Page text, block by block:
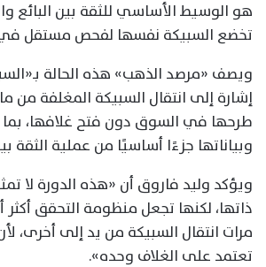
هو الوسيط الأساسي للثقة بين البائع
تخضع السبيكة نفسها لفحص مستقل في
ويصف «مرصد الذهب» هذه الحالة
إشارة إلى انتقال السبيكة المغلفة من
طرحها في السوق دون فتح غلافها، بما
وبياناتها جزءًا أساسيًا من عملية الثقة
ويؤكد وليد فاروق أن «هذه الدورة لا
ذاتها، لكنها تجعل منظومة التحقق أكثر
مرات انتقال السبيكة من يد إلى أخرى،
تعتمد على الغلاف وحده».